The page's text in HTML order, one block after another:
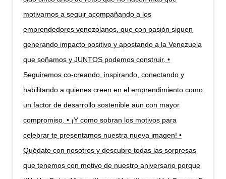
motivarnos a seguir acompañando a los
emprendedores venezolanos, que con pasión siguen
generando impacto positivo y apostando a la Venezuela
que soñamos y JUNTOS podemos construir. •
Seguiremos co-creando, inspirando, conectando y
habilitando a quienes creen en el emprendimiento como
un factor de desarrollo sostenible aun con mayor
compromiso. • ¡Y como sobran los motivos para
celebrar te presentamos nuestra nueva imagen! •
Quédate con nosotros y descubre todas las sorpresas
que tenemos con motivo de nuestro aniversario porque
#NoHayQuintoMalo • #ImpactHub #ImpactHubCaracas5